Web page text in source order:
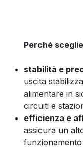
Perché
stabilità e
uscita
alimentare in
circuiti e
efficienza e
assicura un